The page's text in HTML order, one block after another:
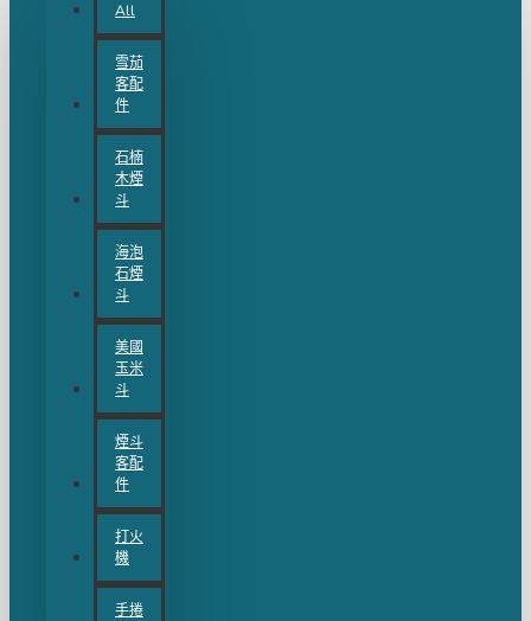
All
雪茄
客配
件
石楠
木煙
斗
海泡
石煙
斗
美國
玉米
斗
煙斗
客配
件
打火
機
手捲